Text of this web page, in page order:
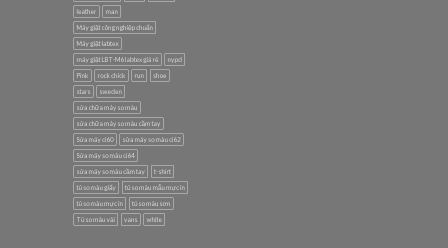
leather
man
Máy giặt công nghiệp chuẩn
Máy giặt labtex
máy giặt LBT-M6 labtex giá rẻ
nypd
Pink
rock chick run
shoe
stars
sweden
sửa chữa máy so màu
sửa chữa máy so màu cầm tay
Sửa máy ci60
sửa máy so màu ci62
Sửa máy so màu ci64
sửa máy so màu cầm tay
t-shirt
tủ so màu giấy
tủ so màu mẫu mực in
tủ so màu mực in
tủ so màu sơn
Tủ so màu vải
vans white